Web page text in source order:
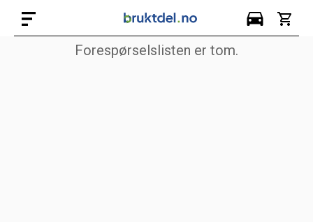
Forespørselslisten er tom.